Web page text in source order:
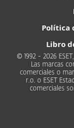
Política
Libro
© 1992 - 2026
Las marcas
comerciales o
r.o. o ESET
comerciales